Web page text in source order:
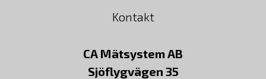
Kontakt
CA Mätsystem AB
Sjöflygvägen 35